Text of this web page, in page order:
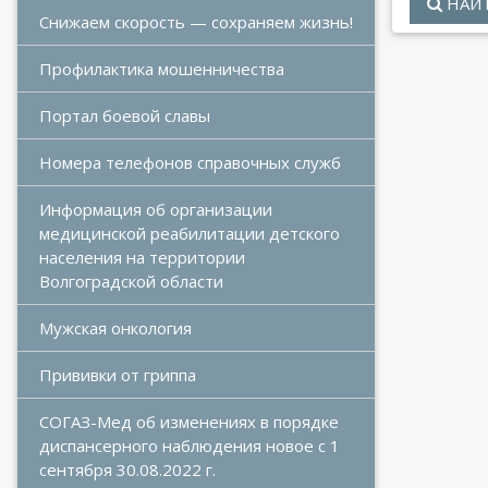
Снижаем скорость — сохраняем жизнь!
Профилактика мошенничества
Портал боевой славы
Номера телефонов справочных служб
Информация об организации
медицинской реабилитации детского
населения на территории
Волгоградской области
Мужская онкология
Прививки от гриппа
СОГАЗ-Мед об изменениях в порядке
диспансерного наблюдения новое с 1
сентября 30.08.2022 г.